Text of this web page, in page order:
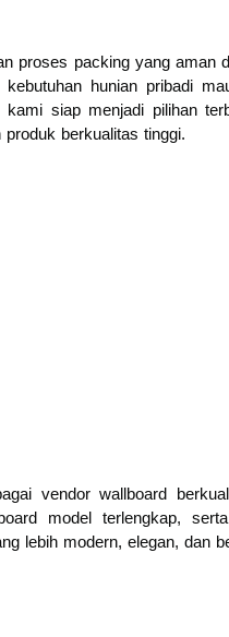
proses packing yang aman
hunian pribadi
siap menjadi pilihan
berkualitas tinggi.
vendor wallboard
model terlengkap,
lebih modern, elegan, dan